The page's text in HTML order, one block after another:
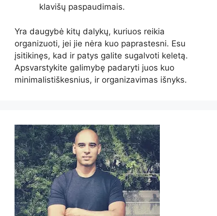
klavišų paspaudimais.
Yra daugybė kitų dalykų, kuriuos reikia
organizuoti, jei jie nėra kuo paprastesni. Esu
įsitikinęs, kad ir patys galite sugalvoti keletą.
Apsvarstykite galimybę padaryti juos kuo
minimalistiškesnius, ir organizavimas išnyks.